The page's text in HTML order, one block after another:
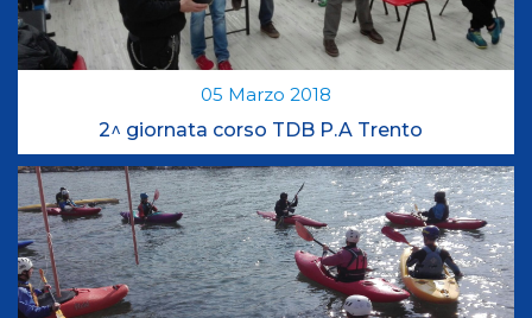
05 Marzo 2018
2^ giornata corso TDB P.A Trento